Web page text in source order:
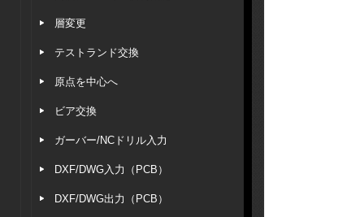
層変更
テストランド交換
原点を中心へ
ビア交換
ガーバー/NCドリル入力
DXF/DWG入力（PCB）
DXF/DWG出力（PCB）